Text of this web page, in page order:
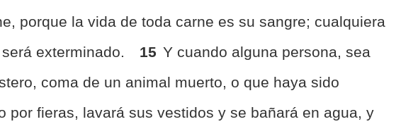
porque la vida de toda carne es su sangre; cualquiera
exterminado.
15 Y cuando alguna persona, sea
coma de un animal muerto, o que haya sido
por fieras, lavará sus vestidos y se bañará en agua, y